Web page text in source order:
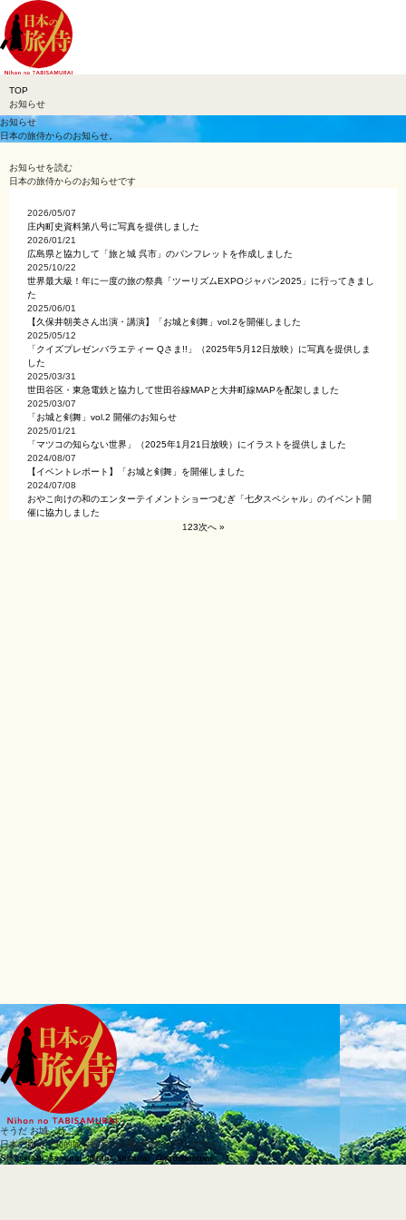
TOP
お知らせ
お知らせ
日本の旅侍からのお知らせ。
お知らせを読む
日本の旅侍からのお知らせです
2026/05/07
庄内町史資料第八号に写真を提供しました
2026/01/21
広島県と協力して「旅と城 呉市」のパンフレットを作成しました
2025/10/22
世界最大級！年に一度の旅の祭典「ツーリズムEXPOジャパン2025」に行ってきまし
た
2025/06/01
【久保井朝美さん出演・講演】「お城と剣舞」vol.2を開催しました
2025/05/12
「クイズプレゼンバラエティー Qさま!!」（2025年5月12日放映）に写真を提供しま
した
2025/03/31
世田谷区・東急電鉄と協力して世田谷線MAPと大井町線MAPを配架しました
2025/03/07
「お城と剣舞」vol.2 開催のお知らせ
2025/01/21
「マツコの知らない世界」（2025年1月21日放映）にイラストを提供しました
2024/08/07
【イベントレポート】「お城と剣舞」を開催しました
2024/07/08
おやこ向けの和のエンターテイメントショーつむぎ「七夕スペシャル」のイベント開
催に協力しました
123次へ »
そうだ お城、行こう
日本の旅侍は知的城を提案する旅行情報メディアです。
SNS@tabi_samurai_@tabi_samurai_@tabisamurai